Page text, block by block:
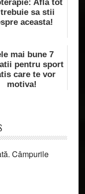
Afla tot
sa stii
aceasta!
mai bune 7
pentru sport
care te vor
motiva!
Câmpurile